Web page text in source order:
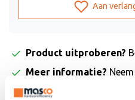
Aan
Product uitproberen?
Meer informatie?
Toevoegen aan vergelijking